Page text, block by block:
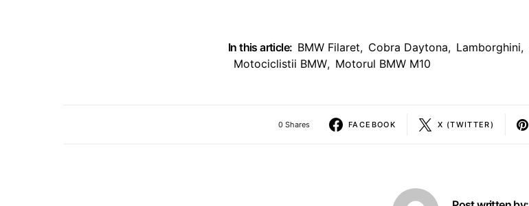
In this article: BMW Filaret, Cobra Daytona, Lamborghini,
Motociclistii BMW, Motorul BMW M10
0 Shares FACEBOOK X (TWITTER)